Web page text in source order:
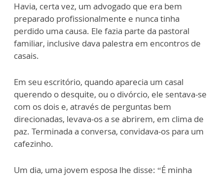
Havia, certa vez, um advogado que era bem
preparado profissionalmente e nunca tinha
perdido uma causa. Ele fazia parte da pastoral
familiar, inclusive dava palestra em encontros de
casais.
Em seu escritório, quando aparecia um casal
querendo o desquite, ou o divórcio, ele sentava-se
com os dois e, através de perguntas bem
direcionadas, levava-os a se abrirem, em clima de
paz. Terminada a conversa, convidava-os para um
cafezinho.
Um dia, uma jovem esposa lhe disse: “É minha